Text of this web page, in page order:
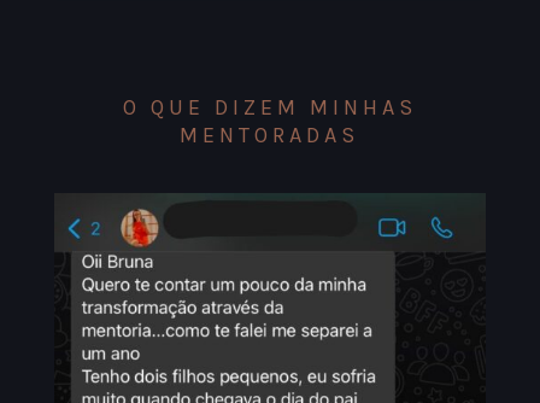
O QUE DIZEM MINHAS
MENTORADAS